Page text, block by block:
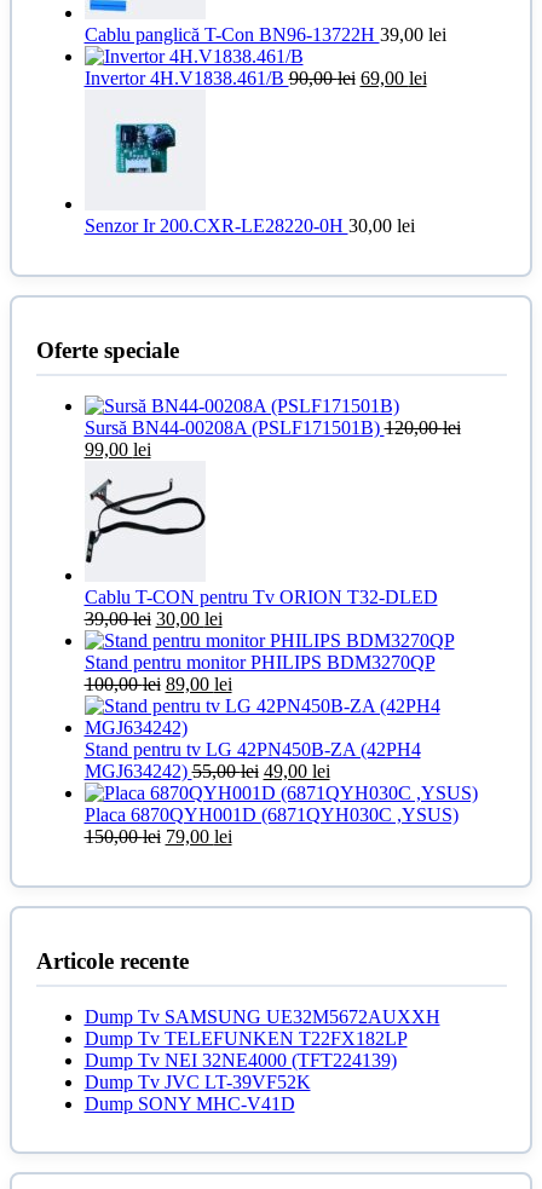
Cablu panglică T-Con BN96-13722H 39,00 lei
Invertor 4H.V1838.461/B90,00lei Prețul
69,00 leiPrețul
Senzor Ir 200.CXR-LE28220-0H 30,00 lei
Oferte speciale
Sursă BN44-00208A (PSLF171501B)120,00lei
Prețul
a
fost:
120,00 lei.
99,00 leiPrețul
este:
99,00 lei.
Cablu T-CON pentru Tv ORION T32-DLED
39,00lei Prețul
inițial
a
fost:
39,00 lei.
30,00 leiPrețul
curent
este:
30,00 lei.
Stand pentru monitor PHILIPS BDM3270QP
100,00lei Prețul
inițial
a
fost:
100,00 lei.
89,00 leiPrețul
curent
89,00 lei.
Stand pentru tv LG 42PN450B-ZA (42PH4
MGJ634242)55,00lei Prețul
inițial
a
49,00 leiPrețul
curent
este:
Placa 6870QYH001D (6871QYH030C ,YSUS)
150,00lei Prețul
79,00 leiPrețul
Articole recente
Dump Tv SAMSUNG UE32M5672AUXXH
Dump Tv TELEFUNKEN T22FX182LP
Dump Tv NEI 32NE4000 (TFT224139)
Dump Tv JVC LT-39VF52K
Dump SONY MHC-V41D